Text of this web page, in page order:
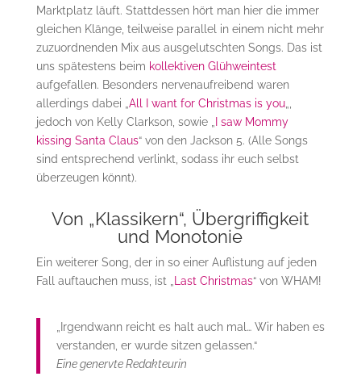
Marktplatz läuft. Stattdessen hört man hier die immer
gleichen Klänge, teilweise parallel in einem nicht mehr
zuzuordnenden Mix aus ausgelutschten Songs. Das ist
uns spätestens beim kollektiven Glühweintest
aufgefallen. Besonders nervenaufreibend waren
allerdings dabei „All I want for Christmas is you„,
jedoch von Kelly Clarkson, sowie „ I saw Mommy
kissing Santa Claus“ von den Jackson 5. (Alle Songs
sind entsprechend verlinkt, sodass ihr euch selbst
überzeugen könnt).
Von „Klassikern“, Übergriffigkeit
und Monotonie
Ein weiterer Song, der in so einer Auflistung auf jeden
Fall auftauchen muss, ist „Last Christmas“ von WHAM!
„Irgendwann reicht es halt auch mal… Wir haben es
verstanden, er wurde sitzen gelassen.“
Eine genervte Redakteurin